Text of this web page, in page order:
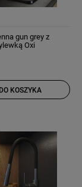
gun grey z
Oxi
DO KOSZYKA